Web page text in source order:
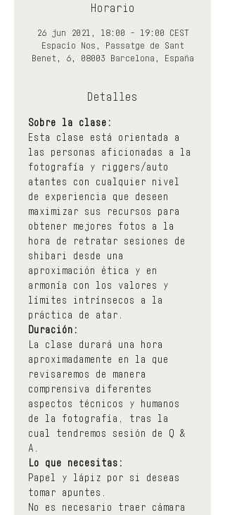
Horario
26 jun 2021, 18:00 – 19:00 CEST
Espacio Nos, Passatge de Sant
Benet, 6, 08003 Barcelona, España
Detalles
Sobre la clase:
Esta clase está orientada a
las personas aficionadas a la
fotografía y riggers/auto
atantes con cualquier nivel
de experiencia que deseen
maximizar sus recursos para
obtener mejores fotos a la
hora de retratar sesiones de
shibari desde una
aproximación ética y en
armonía con los valores y
límites intrínsecos a la
práctica de atar.
Duración:
La clase durará una hora
aproximadamente en la que
revisaremos de manera
comprensiva diferentes
aspectos técnicos y humanos
de la fotografía, tras la
cual tendremos sesión de Q &
A.
Lo que necesitas:
Papel y lápiz por si deseas
tomar apuntes.
No es necesario traer cámara